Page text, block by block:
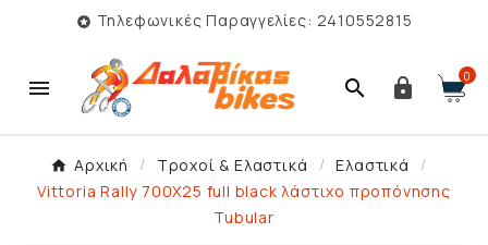
 Τηλεφωνικές Παραγγελίες: 2410552815
   0
Αρχική Τροχοί & Ελαστικά
Ελαστικά
Vittoria Rally 700X25 full black λάστιχο προπόνησης
Tubular